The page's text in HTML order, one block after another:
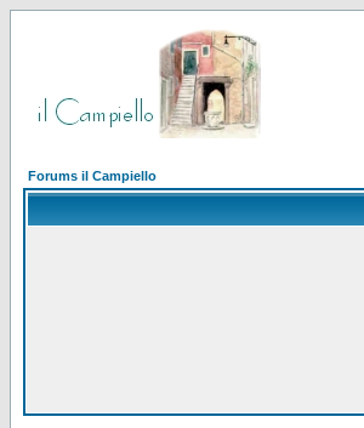
Forums il Campiello